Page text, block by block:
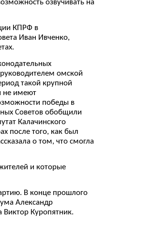
озвучивать на
КПРФ в
Иван Ивченко,
омской
такой крупной
не имеют
победы в
Советов обобщили
Калачинского
после того, как был
о том, что смогла
и которые
В конце прошлого
Александр
Виктор Куропятник.